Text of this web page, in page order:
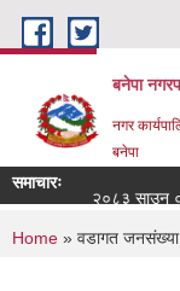
Skip to main content
बनेपा
नगर
बनेपा
समाचारः
(अद्यावधिक २०८३ साउन
You are
Home » वडागत